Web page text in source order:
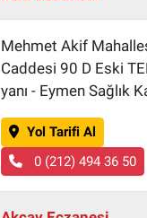
Mehmet Akif
Caddesi 90 D Eski
yanı - Eymen Sağlık
Yol Tarifi Al
0 (212) 494 36 50